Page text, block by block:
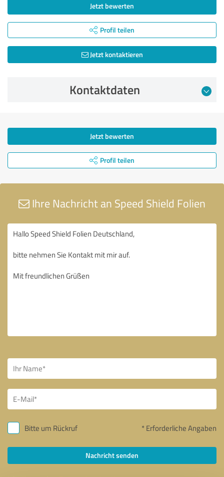
Jetzt bewerten
Profil teilen
Jetzt kontaktieren
Kontaktdaten
Jetzt bewerten
Profil teilen
Ihre Nachricht an Speed Shield Folien
Bitte um Rückruf * Erforderliche Angaben
Nachricht senden